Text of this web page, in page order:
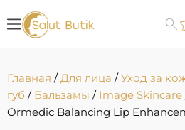
Главная /Для лица /Уход за
губ / Бальзамы / Image Skincare
Ormedic Balancing Lip